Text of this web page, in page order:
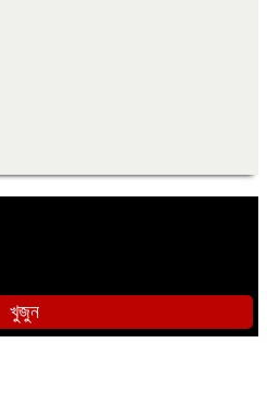
খুজুন